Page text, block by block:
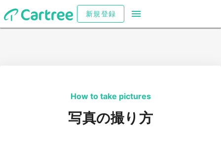
新規登録
How to take pictures
写真の撮り方